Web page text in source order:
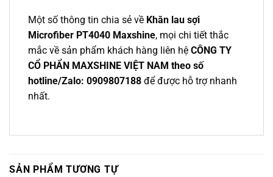
Một số thông tin chia sẻ về Khăn lau sợi
Microfiber PT4040 Maxshine, mọi chi tiết thắc
mắc về sản phẩm khách hàng liên hệ CÔNG TY
CỔ PHẨN MAXSHINE VIỆT NAM theo số
hotline/Zalo: 0909807188 để được hỗ trợ nhanh
nhất.
SẢN PHẨM TƯƠNG TỰ